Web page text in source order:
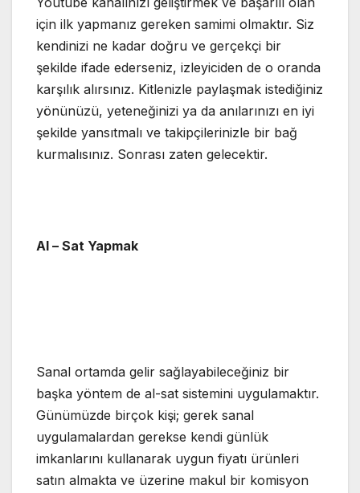
için ilk yapmanız gereken samimi olmaktır. Siz
kendinizi ne kadar doğru ve gerçekçi bir
şekilde ifade ederseniz, izleyiciden de o oranda
karşılık alırsınız. Kitlenizle paylaşmak istediğiniz
yönünüzü, yeteneğinizi ya da anılarınızı en iyi
şekilde yansıtmalı ve takipçilerinizle bir bağ
kurmalısınız. Sonrası zaten gelecektir.
Al – Sat Yapmak
Sanal ortamda gelir sağlayabileceğiniz bir
başka yöntem de al-sat sistemini uygulamaktır.
Günümüzde birçok kişi; gerek sanal
uygulamalardan gerekse kendi günlük
imkanlarını kullanarak uygun fiyatı ürünleri
satın almakta ve üzerine makul bir komisyon